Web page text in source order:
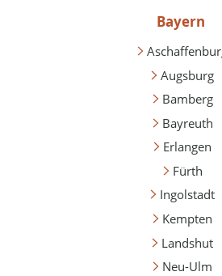
Bayern
Augsburg
Bamberg
Bayreuth
Erlangen
Fürth
Ingolstadt
Kempten
Landshut
Neu-Ulm